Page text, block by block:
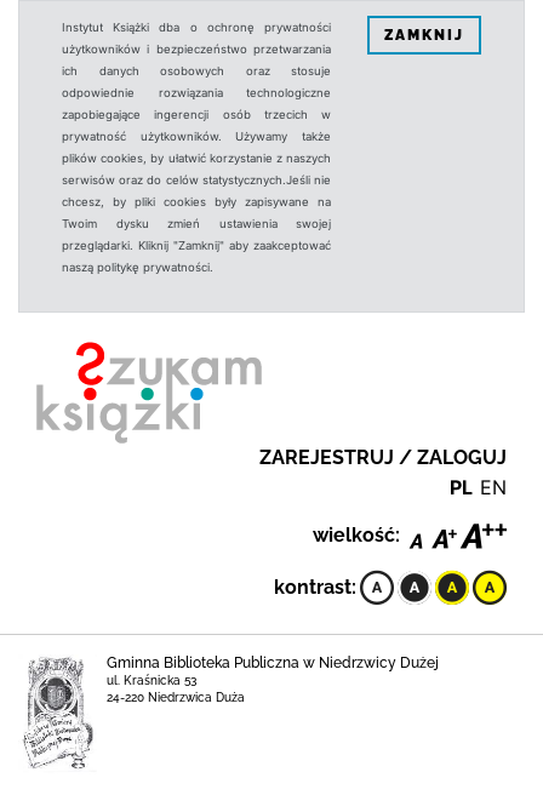
Instytut Książki dba o ochronę prywatności
użytkowników i bezpieczeństwo przetwarzania
ich danych osobowych oraz stosuje
odpowiednie rozwiązania technologiczne
zapobiegające ingerencji osób trzecich w
prywatność użytkowników. Używamy także
plików cookies, by ułatwić korzystanie z naszych
serwisów oraz do celów statystycznych.Jeśli nie
chcesz, by pliki cookies były zapisywane na
Twoim dysku zmień ustawienia swojej
przeglądarki. Kliknij "Zamknij" aby zaakceptować
naszą politykę prywatności.
ZAMKNIJ
ZAREJESTRUJ / ZALOGUJ
PL EN
wielkość:
kontrast:
Gminna Biblioteka Publiczna w Niedrzwicy Dużej
ul. Kraśnicka 53
24-220 Niedrzwica Duża